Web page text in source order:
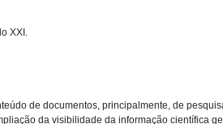
XXI.
de documentos, principalmente, de
da visibilidade da informação científica